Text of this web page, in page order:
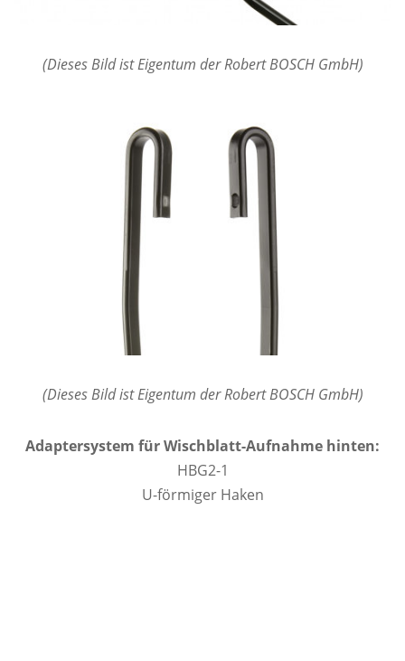
(Dieses Bild ist Eigentum der Robert BOSCH GmbH)
(Dieses Bild ist Eigentum der Robert BOSCH GmbH)
Adaptersystem für Wischblatt-Aufnahme hinten:
HBG2-1
U-förmiger Haken